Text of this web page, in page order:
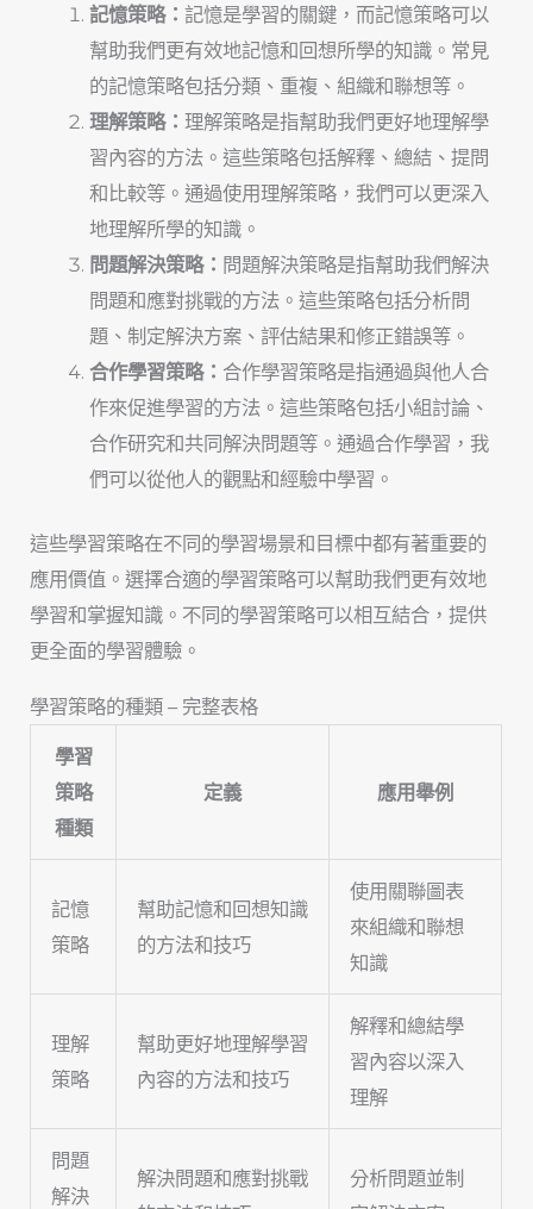
記憶策略： 記憶是學習的關鍵，而記憶策略可以
幫助我們更有效地記憶和回想所學的知識。常見
的記憶策略包括分類、重複、組織和聯想等。
理解策略： 理解策略是指幫助我們更好地理解學
習內容的方法。這些策略包括解釋、總結、提問
和比較等。通過使用理解策略，我們可以更深入
地理解所學的知識。
問題解決策略： 問題解決策略是指幫助我們解決
問題和應對挑戰的方法。這些策略包括分析問
題、制定解決方案、評估結果和修正錯誤等。
合作學習策略： 合作學習策略是指通過與他人合
作來促進學習的方法。這些策略包括小組討論、
合作研究和共同解決問題等。通過合作學習，我
們可以從他人的觀點和經驗中學習。
這些學習策略在不同的學習場景和目標中都有著重要的
應用價值。選擇合適的學習策略可以幫助我們更有效地
學習和掌握知識。不同的學習策略可以相互結合，提供
更全面的學習體驗。
學習策略的種類 – 完整表格
學習
策略
種類
定義 應用舉例
記憶
策略
幫助記憶和回想知識
的方法和技巧
使用關聯圖表
來組織和聯想
知識
理解
策略
幫助更好地理解學習
內容的方法和技巧
解釋和總結學
習內容以深入
理解
問題
解決
解決問題和應對挑戰
分析問題並制